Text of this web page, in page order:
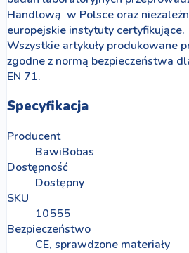
Handlową w Polsce oraz
europejskie instytuty certyfikujące.
Wszystkie artykuły produkowane
zgodne z normą bezpieczeństwa
EN 71.
Specyfikacja
Producent
BawiBobas
Dostępność
Dostępny
SKU
10555
Bezpieczeństwo
CE, sprawdzone materiały